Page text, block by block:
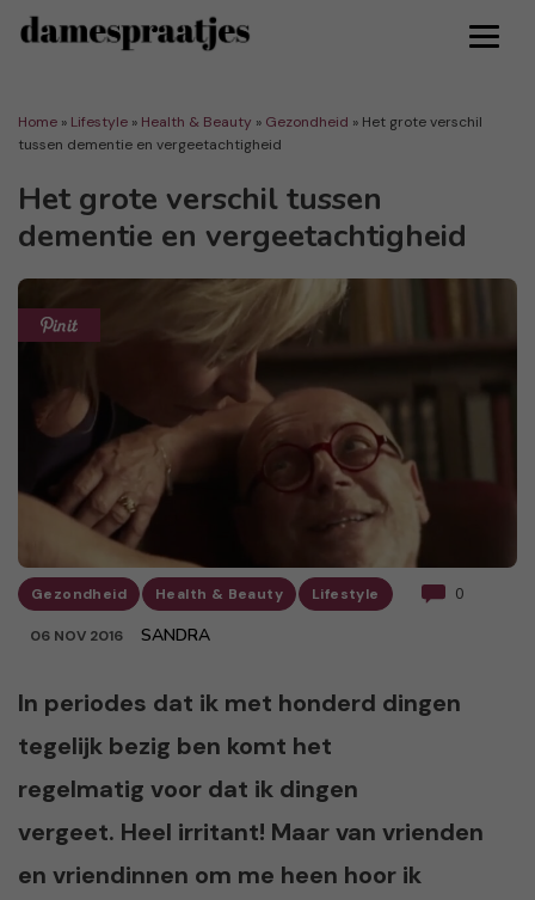
Home » Lifestyle » Health & Beauty » Gezondheid » Het grote verschil
tussen dementie en vergeetachtigheid
Het grote verschil tussen
dementie en vergeetachtigheid
Gezondheid Health & Beauty Lifestyle 0
06 NOV 2016 SANDRA
In periodes dat ik met honderd dingen
tegelijk bezig ben komt het
regelmatig voor dat ik dingen
vergeet. Heel irritant! Maar van vrienden
en vriendinnen om me heen hoor ik